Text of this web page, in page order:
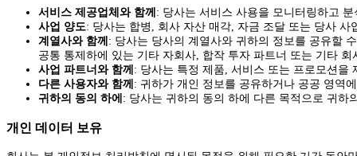
서비스 제공업체와 함께 : 당사는 서비스 사용을 모니터링하고
사업 양도: 당사는 합병, 회사 자산 매각, 자금 조달 또는 당사
계열사와 함께 : 당사는 당사의 계열사와 귀하의 정보를 공유할
공통 통제하에 있는 기타 자회사, 합작 투자 파트너 또는 기타 회
사업 파트너와 함께 : 당사는 특정 제품, 서비스 또는 프로모션을
다른 사용자와 함께 : 귀하가 개인 정보를 공유하거나 공공 영역
귀하의 동의 하에 : 당사는 귀하의 동의 하에 다른 목적으로 귀하
개인 데이터 보유